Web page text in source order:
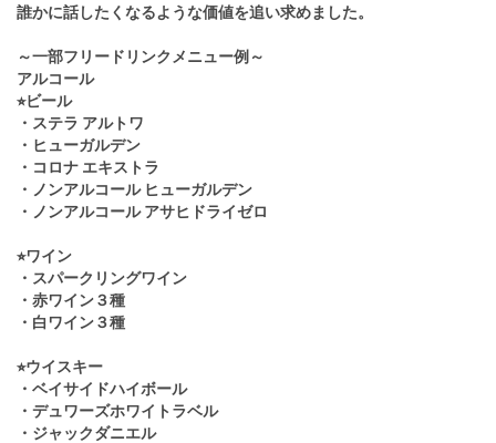
誰かに話したくなるような価値を追い求めました。
～一部フリードリンクメニュー例～
アルコール
⭐︎ビール
・ステラ アルトワ
・ヒューガルデン
・コロナ エキストラ
・ノンアルコール ヒューガルデン
・ノンアルコール アサヒドライゼロ
⭐︎ワイン
・スパークリングワイン
・赤ワイン３種
・白ワイン３種
⭐︎ウイスキー
・ベイサイドハイボール
・デュワーズホワイトラベル
・ジャックダニエル